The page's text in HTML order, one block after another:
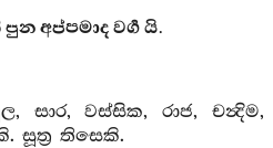
අප්පමාද වර්‍ග යි.
සාර, වස්සික, රාජ, චන්‍දිම,
සූත්‍ර තිසෙකි.